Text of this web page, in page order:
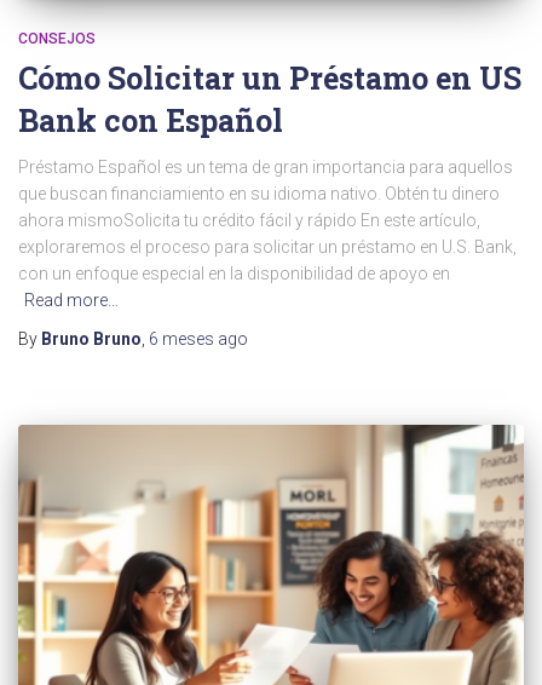
CONSEJOS
Cómo Solicitar un Préstamo en US
Bank con Español
Préstamo Español es un tema de gran importancia para aquellos
que buscan financiamiento en su idioma nativo. Obtén tu dinero
ahora mismoSolicita tu crédito fácil y rápido En este artículo,
exploraremos el proceso para solicitar un préstamo en U.S. Bank,
con un enfoque especial en la disponibilidad de apoyo en
Read more…
By Bruno Bruno 6 meses ago